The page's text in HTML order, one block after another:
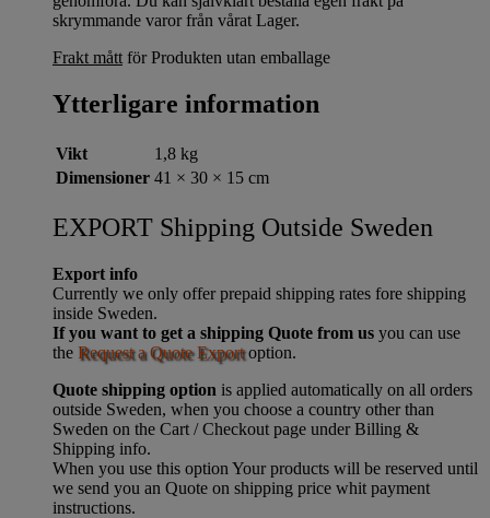
skrymmande varor från vårat Lager.
Frakt mått för Produkten utan emballage
Ytterligare information
Vikt
1,8 kg
Dimensioner 41 × 30 × 15 cm
EXPORT Shipping Outside Sweden
Export info
Currently we only offer prepaid shipping rates fore shipping
inside Sweden.
If you want to get a shipping Quote from us you can use
the Request a Quote Exportoption.
Quote shipping option is applied automatically on all orders
outside Sweden, when you choose a country other than
Sweden on the Cart / Checkout page under Billing &
Shipping info.
When you use this option Your products will be reserved until
we send you an Quote on shipping price whit payment
instructions.